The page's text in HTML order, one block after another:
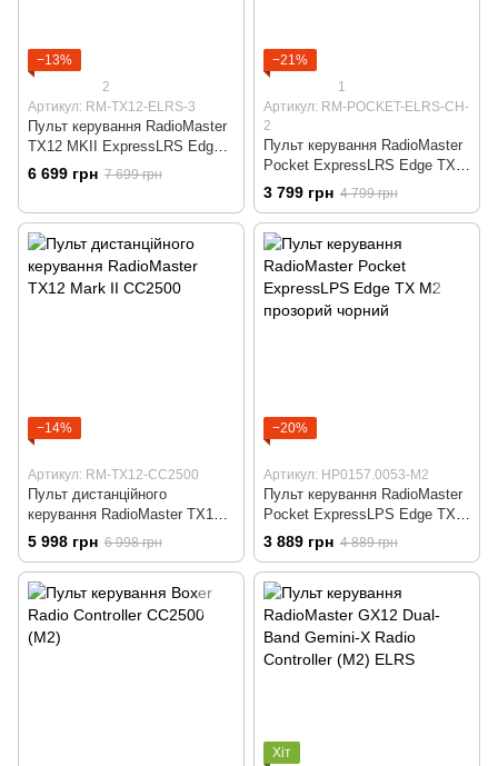
−13%
2
Артикул: RM-TX12-ELRS-3
Пульт керування RadioMaster
TX12 MKII ExpressLRS Edge
TX
6 699 грн 7 699 грн
−21%
1
Артикул: RM-POCKET-ELRS-CH-
2
Пульт керування RadioMaster
Pocket ExpressLRS Edge TX
M2, прозорий чорний
3 799 грн 4 799 грн
−14%
Артикул: RM-TX12-CC2500
Пульт дистанційного
керування RadioMaster TX12
Mark II CC2500
5 998 грн 6 998 грн
−20%
Артикул: HP0157.0053-M2
Пульт керування RadioMaster
Pocket ExpressLPS Edge TX
M2 прозорий чорний
3 889 грн 4 889 грн
Хіт